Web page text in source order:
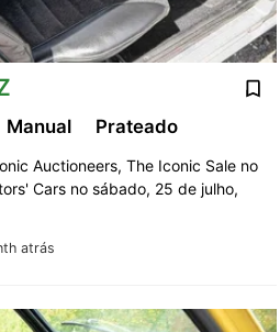
atrás
Manual Prateado
Auctioneers, The Iconic Sale no
Cars no sábado, 25 de julho,